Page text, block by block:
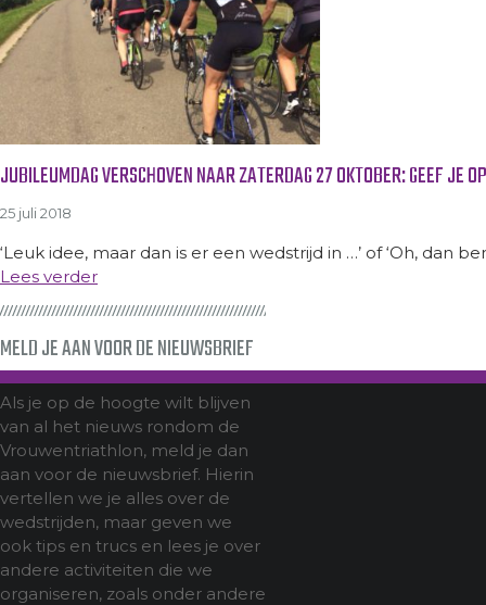
JUBILEUMDAG VERSCHOVEN NAAR ZATERDAG 27 OKTOBER: GEEF JE
25 juli 2018
‘Leuk idee, maar dan is er een wedstrijd in …’ of ‘Oh, dan
Lees verder
MELD JE AAN VOOR DE NIEUWSBRIEF
Als je op de hoogte wilt blijven
van al het nieuws rondom de
Vrouwentriathlon, meld je dan
aan voor de nieuwsbrief. Hierin
vertellen we je alles over de
wedstrijden, maar geven we
ook tips en trucs en lees je over
andere activiteiten die we
organiseren, zoals onder andere